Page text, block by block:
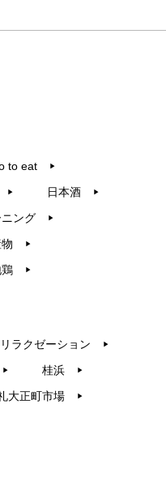
to eat ▶︎
▶︎ 日本酒 ▶︎
ング ▶︎
▶︎
▶︎
ラクゼーション ▶︎
▶︎ 桂浜 ▶︎
大正町市場 ▶︎